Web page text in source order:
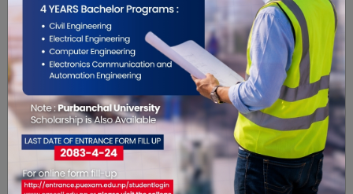
सम्बंधित खबरहरु